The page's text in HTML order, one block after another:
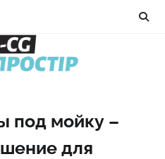
под мойку –
для